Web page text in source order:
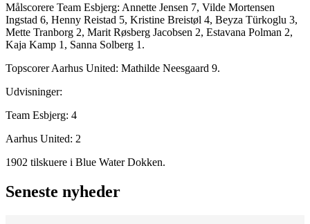
Målscorere Team Esbjerg: Annette Jensen 7, Vilde Mortensen
Ingstad 6, Henny Reistad 5, Kristine Breistøl 4, Beyza Türkoglu 3,
Mette Tranborg 2, Marit Røsberg Jacobsen 2, Estavana Polman 2,
Kaja Kamp 1, Sanna Solberg 1.
Topscorer Aarhus United: Mathilde Neesgaard 9.
Udvisninger:
Team Esbjerg: 4
Aarhus United: 2
1902 tilskuere i Blue Water Dokken.
Seneste nyheder